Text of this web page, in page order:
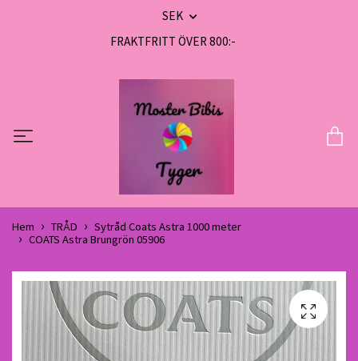
SEK
FRAKTFRITT ÖVER 800:-
Hem TRÅD
Sytråd Coats Astra 1000 meter
COATS Astra Brungrön 05906